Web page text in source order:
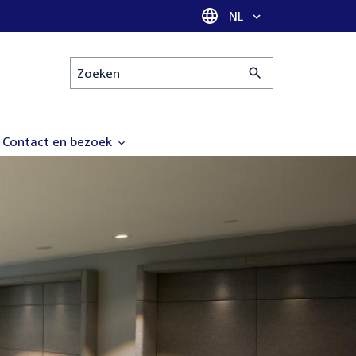
Taal selectie
NL
Zoeken
Contact en bezoek